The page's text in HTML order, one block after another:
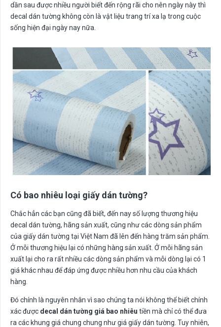
dần sau được nhiều người biết đến rộng rãi cho nên ngày này thì
decal dán tường không còn là vật liệu trang trí xa lạ trong cuộc
sống hiện đại ngày nay nữa.
Có bao nhiêu loại giấy dán tường?
Chắc hẳn các bạn cũng đã biết, đến nay số lượng thương hiệu
decal dán tường, hãng sản xuất, cũng như các dòng sản phẩm
của giấy dán tường tại Việt Nam đã lên đến hàng trăm sản phẩm.
Ở mỗi thương hiệu lại có những hàng sản xuất. Ở mỗi hãng sản
xuất lại cho ra rất nhiều các dòng sản phẩm và mỗi dòng lại có 1
giá khác nhau để đáp ứng được nhiều hơn nhu cầu của khách
hàng.
Đó chính là nguyên nhân vì sao chúng ta nói không thể biết chính
xác được decal dán tường giá bao nhiêu tiền mà chỉ có thể đưa
ra các khung giá chung chung như giá giấy dán tường. Tuy nhiên,